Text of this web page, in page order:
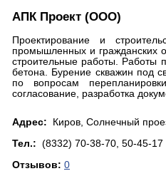
АПК Проект (ООО)
Проектирование и
промышленных и гражданских
строительные работы. Работы
бетона. Бурение скважин под
по вопросам
согласование, разработка
Адрес: Киров, Сoлнeчный
Тел.: (8332) 70-38-70, 50-45-17
Отзывов: 0